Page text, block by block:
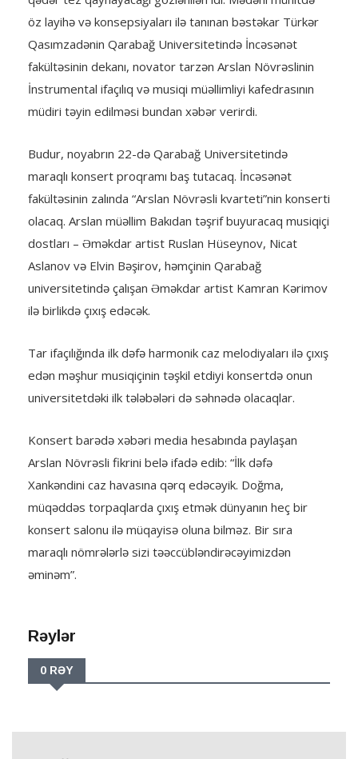
öz layihə və konsepsiyaları ilə tanınan bəstəkar Türkər
Qasımzadənin Qarabağ Universitetində İncəsənət
fakültəsinin dekanı, novator tarzən Arslan Növrəslinin
İnstrumental ifaçılıq və musiqi müəllimliyi kafedrasının
müdiri təyin edilməsi bundan xəbər verirdi.
Budur, noyabrın 22-də Qarabağ Universitetində
maraqlı konsert proqramı baş tutacaq. İncəsənət
fakültəsinin zalında “Arslan Növrəsli kvarteti”nin konserti
olacaq. Arslan müəllim Bakıdan təşrif buyuracaq musiqiçi
dostları – Əməkdar artist Ruslan Hüseynov, Nicat
Aslanov və Elvin Bəşirov, həmçinin Qarabağ
universitetində çalışan Əməkdar artist Kamran Kərimov
ilə birlikdə çıxış edəcək.
Tar ifaçılığında ilk dəfə harmonik caz melodiyaları ilə çıxış
edən məşhur musiqiçinin təşkil etdiyi konsertdə onun
universitetdəki ilk tələbələri də səhnədə olacaqlar.
Konsert barədə xəbəri media hesabında paylaşan
Arslan Növrəsli fikrini belə ifadə edib: “İlk dəfə
Xankəndini caz havasına qərq edəcəyik. Doğma,
müqəddəs torpaqlarda çıxış etmək dünyanın heç bir
konsert salonu ilə müqayisə oluna bilməz. Bir sıra
maraqlı nömrələrlə sizi təəccübləndirəcəyimizdən
əminəm”.
Rəylər
0 RƏY